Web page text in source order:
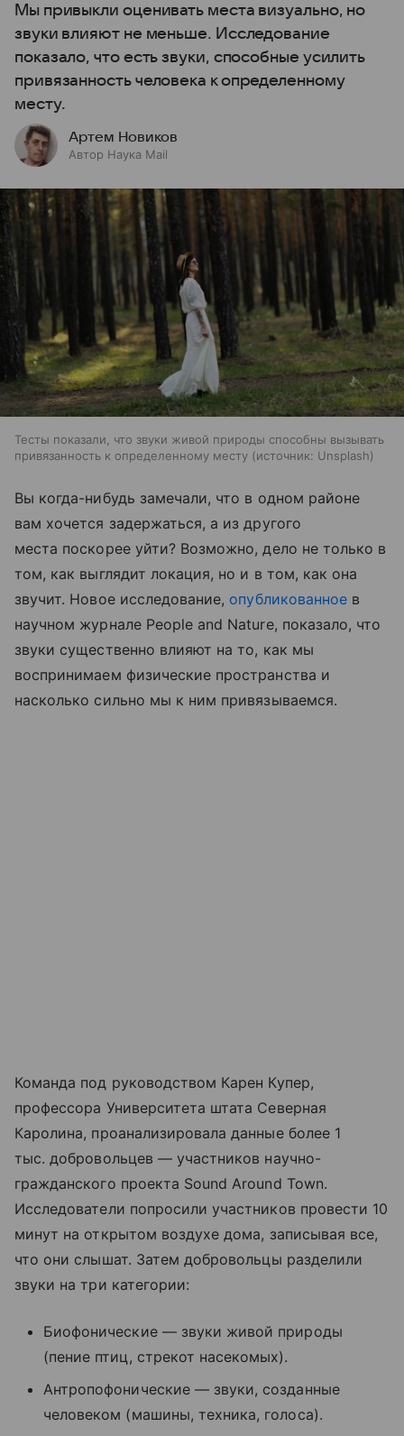
Мы привыкли оценивать места визуально, но
звуки влияют не меньше. Исследование
показало, что есть звуки, способные усилить
привязанность человека к определенному
месту.
Артем Новиков
Автор Наука Mail
Тесты показали, что звуки живой природы способны вызывать
привязанность к определенному месту
источник: Unsplash
Вы когда-нибудь замечали, что в одном районе
вам хочется задержаться, а из другого
места поскорее уйти? Возможно, дело не только в
том, как выглядит локация, но и в том, как она
звучит. Новое исследование, опубликованное в
научном журнале People and Nature, показало, что
звуки существенно влияют на то, как мы
воспринимаем физические пространства и
насколько сильно мы к ним привязываемся.
Команда под руководством Карен Купер,
профессора Университета штата Северная
Каролина, проанализировала данные более 1
тыс. добровольцев — участников научно-
гражданского проекта Sound Around Town.
Исследователи попросили участников провести 10
минут на открытом воздухе дома, записывая все,
что они слышат. Затем добровольцы разделили
звуки на три категории:
Биофонические — звуки живой природы
(пение птиц, стрекот насекомых).
Антропофонические — звуки, созданные
человеком (машины, техника, голоса).